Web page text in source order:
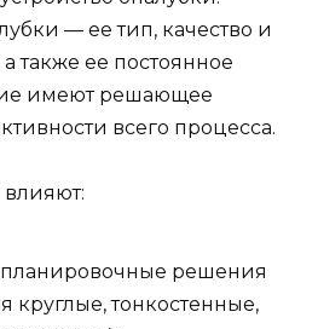
— ее тип, качество и
также ее постоянное
имеют решающее
всего процесса.
планировочные решения
круглые, тонкостенные,